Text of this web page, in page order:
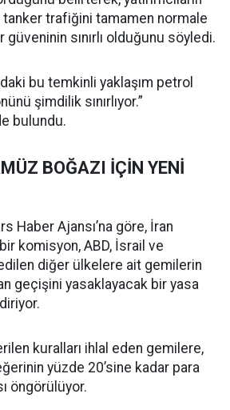
tanker trafiğini tamamen normale
sınırlı olduğunu söyledi.
bu temkinli yaklaşım petrol
şimdilik sınırlıyor.”
bulundu.
BOĞAZI İÇİN YENİ
Haber Ajansı’na göre, İran
komisyon, ABD, İsrail ve
diğer ülkelere ait gemilerin
geçişini yasaklayacak bir yasa
kuralları ihlal eden gemilere,
yüzde 20’sine kadar para
öngörülüyor.